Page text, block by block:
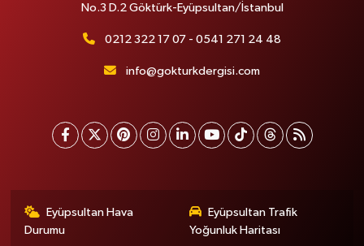
No.3 D.2 Göktürk-Eyüpsultan/İstanbul
0212 322 17 07 - 0541 271 24 48
info@gokturkdergisi.com
Eyüpsultan Hava
Durumu
Eyüpsultan Trafik
Yoğunluk Haritası